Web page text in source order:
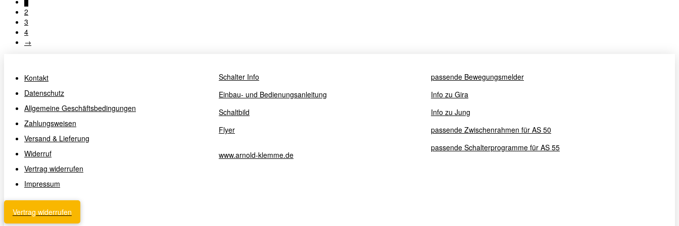
2
3
4
→
Kontakt
Datenschutz
Allgemeine Geschäftsbedingungen
Zahlungsweisen
Versand & Lieferung
Widerruf
Vertrag widerrufen
Impressum
Vertrag widerrufen
Schalter Info
Einbau- und Bedienungsanleitung
Schaltbild
Flyer
www.arnold-klemme.de
passende Bewegungsmelder
Info zu Gira
Info zu Jung
passende Zwischenrahmen für AS 50
passende Schalterprogramme für AS 55